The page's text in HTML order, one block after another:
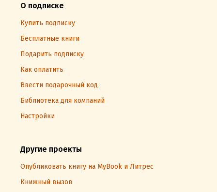
О подписке
Купить подписку
Бесплатные книги
Подарить подписку
Как оплатить
Ввести подарочный код
Библиотека для компаний
Настройки
Другие проекты
Опубликовать книгу на MyBook и Литрес
Книжный вызов